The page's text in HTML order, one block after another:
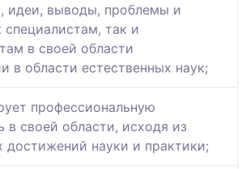
идеи, выводы, проблемы и
специалистам, так и
в своей области
в области естественных наук;
профессиональную
в своей области, исходя из
достижений науки и практики;